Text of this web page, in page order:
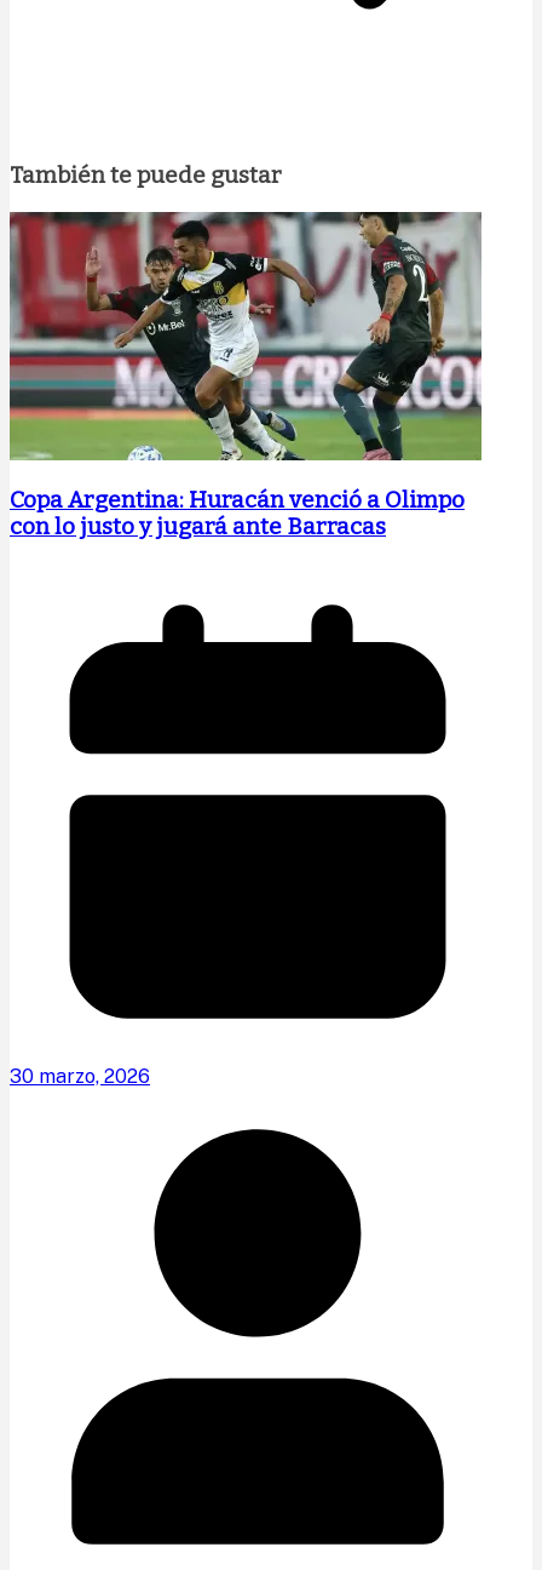
También te puede gustar
Copa Argentina: Huracán venció a Olimpo
con lo justo y jugará ante Barracas
30 marzo, 2026